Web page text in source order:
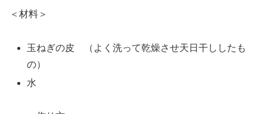
＜材料＞
玉ねぎの皮 （よく洗って乾燥させ天日干ししたも
の）
水